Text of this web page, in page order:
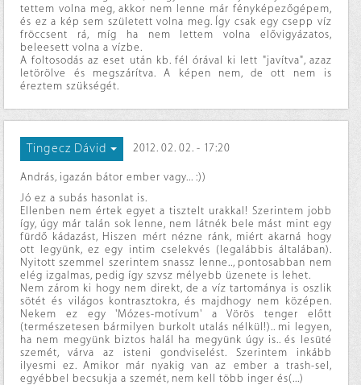
tettem volna meg, akkor nem lenne már fényképezőgépem,
és ez a kép sem született volna meg. Így csak egy csepp víz
fröccsent rá, míg ha nem lettem volna elővigyázatos,
beleesett volna a vízbe.
A foltosodás az eset után kb. fél órával ki lett "javítva", azaz
letörölve és megszárítva. A képen nem, de ott nem is
éreztem szükségét.
Tingecz Dávid 2012. 02. 02. - 17:20
András, igazán bátor ember vagy... :))
Jó ez a subás hasonlat is.
Ellenben nem értek egyet a tisztelt urakkal! Szerintem jobb
így, úgy már talán sok lenne, nem látnék bele mást mint egy
fürdő kádazást, Hiszen mért nézne ránk, miért akarná hogy
ott legyünk, ez egy intim cselekvés (legalábbis általában).
Nyitott szemmel szerintem snassz lenne.., pontosabban nem
elég izgalmas, pedig így szvsz mélyebb üzenete is lehet.
Nem zárom ki hogy nem direkt, de a víz tartománya is oszlik
sötét és világos kontrasztokra, és majdhogy nem középen.
Nekem ez egy 'Mózes-motívum' a Vörös tenger előtt
(természetesen bármilyen burkolt utalás nélkül!).. mi legyen,
ha nem megyünk biztos halál ha megyünk úgy is.. és lesüté
szemét, várva az isteni gondviselést. Szerintem inkább
ilyesmi ez. Amikor már nyakig van az ember a trash-sel,
egyébbel becsukja a szemét, nem kell több inger és(...)